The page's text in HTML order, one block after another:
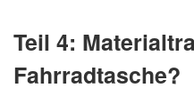
Teil 4:
Fahrradtasche?